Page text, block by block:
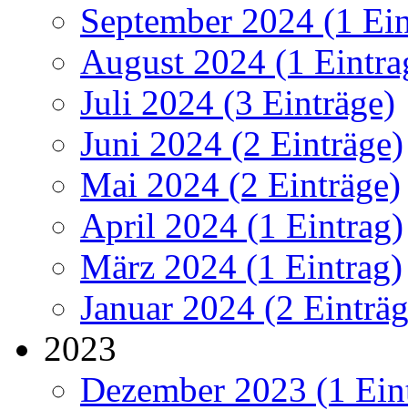
September 2024 (1
August 2024 (1
Juli 2024 (3 Einträge)
Juni 2024 (2 Einträge)
Mai 2024 (2 Einträge)
April 2024 (1 Eintrag)
März 2024 (1 Eintrag)
Januar 2024 (2
2023
Dezember 2023 (1